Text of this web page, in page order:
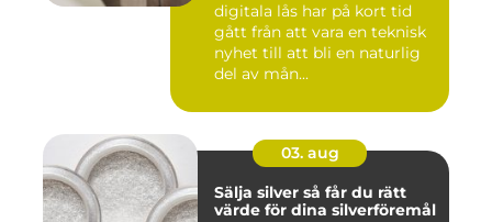
digitala lås har på kort tid
gått från att vara en teknisk
nyhet till att bli en naturlig
del av mån...
03. aug
Sälja silver så får du rätt
värde för dina silverföremål